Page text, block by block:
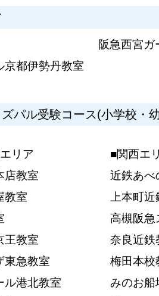
阪急西宮ガ
京都伊勢丹教室
パル受験コース(小学校・
リア
店教室
教室
王教室
東急教室
ル港北教室
■関西エ
近鉄あべ
上本町
高槻阪急
奈良近鉄
梅田本校
みのお船